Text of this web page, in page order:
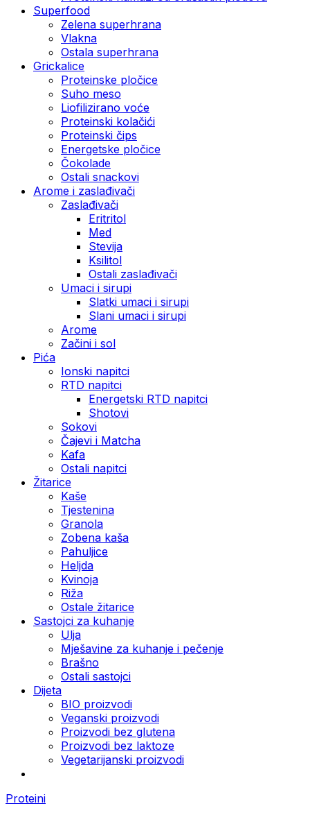
Superfood
Zelena superhrana
Vlakna
Ostala superhrana
Grickalice
Proteinske pločice
Suho meso
Liofilizirano voće
Proteinski kolačići
Proteinski čips
Energetske pločice
Čokolade
Ostali snackovi
Arome i zaslađivači
Zaslađivači
Eritritol
Med
Stevija
Ksilitol
Ostali zaslađivači
Umaci i sirupi
Slatki umaci i sirupi
Slani umaci i sirupi
Arome
Začini i sol
Pića
Ionski napitci
RTD napitci
Energetski RTD napitci
Shotovi
Sokovi
Čajevi i Matcha
Kafa
Ostali napitci
Žitarice
Kaše
Tjestenina
Granola
Zobena kaša
Pahuljice
Heljda
Kvinoja
Riža
Ostale žitarice
Sastojci za kuhanje
Ulja
Mješavine za kuhanje i pečenje
Brašno
Ostali sastojci
Dijeta
BIO proizvodi
Veganski proizvodi
Proizvodi bez glutena
Proizvodi bez laktoze
Vegetarijanski proizvodi
Proteini